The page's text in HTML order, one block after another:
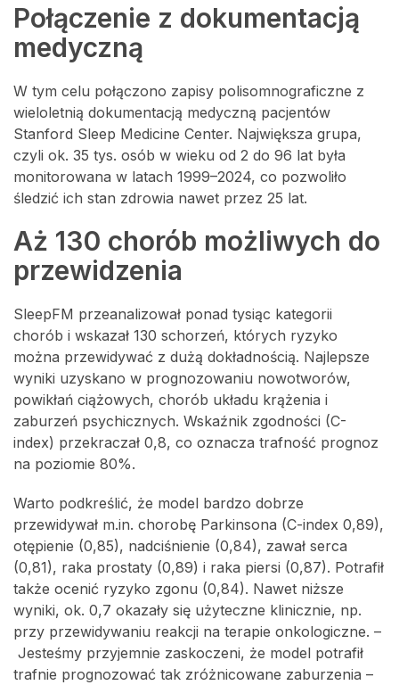
Połączenie z dokumentacją
medyczną
W tym celu połączono zapisy polisomnograficzne z
wieloletnią dokumentacją medyczną pacjentów
Stanford Sleep Medicine Center. Największa grupa,
czyli ok. 35 tys. osób w wieku od 2 do 96 lat była
monitorowana w latach 1999–2024, co pozwoliło
śledzić ich stan zdrowia nawet przez 25 lat.
Aż 130 chorób możliwych do
przewidzenia
SleepFM przeanalizował ponad tysiąc kategorii
chorób i wskazał 130 schorzeń, których ryzyko
można przewidywać z dużą dokładnością. Najlepsze
wyniki uzyskano w prognozowaniu nowotworów,
powikłań ciążowych, chorób układu krążenia i
zaburzeń psychicznych. Wskaźnik zgodności (C-
index) przekraczał 0,8, co oznacza trafność prognoz
na poziomie 80%.
Warto podkreślić, że model bardzo dobrze
przewidywał m.in. chorobę Parkinsona (C-index 0,89),
otępienie (0,85), nadciśnienie (0,84), zawał serca
(0,81), raka prostaty (0,89) i raka piersi (0,87). Potrafił
także ocenić ryzyko zgonu (0,84). Nawet niższe
wyniki, ok. 0,7 okazały się użyteczne klinicznie, np.
przy przewidywaniu reakcji na terapie onkologiczne. –
Jesteśmy przyjemnie zaskoczeni, że model potrafił
trafnie prognozować tak zróżnicowane zaburzenia –